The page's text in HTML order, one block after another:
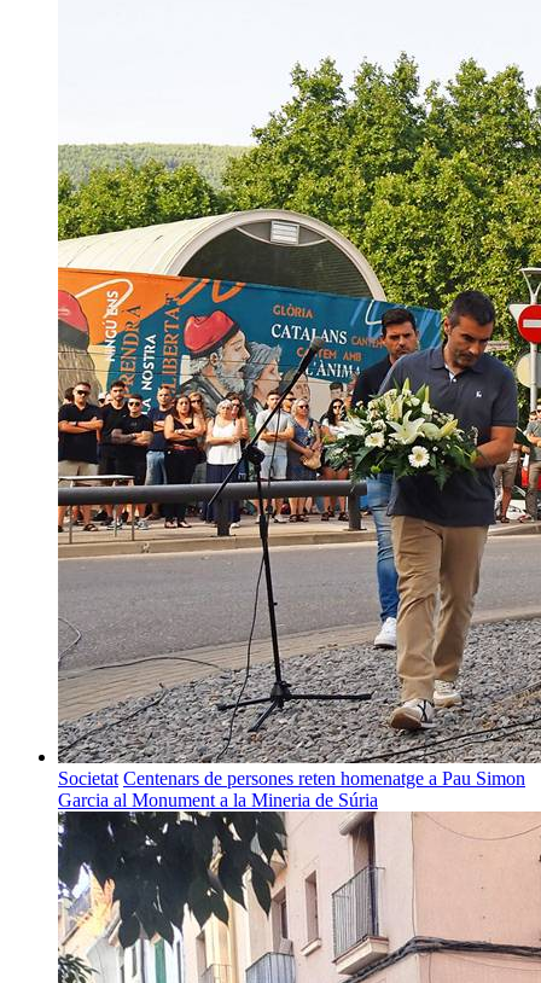
Societat Centenars de persones reten homenatge a Pau Simon
Garcia al Monument a la Mineria de Súria